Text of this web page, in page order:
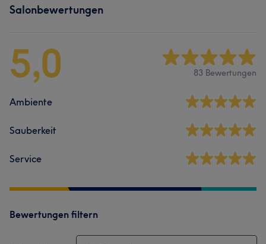
Salonbewertungen
5,0 83 Bewertungen
Ambiente
Sauberkeit
Service
Bewertungen filtern